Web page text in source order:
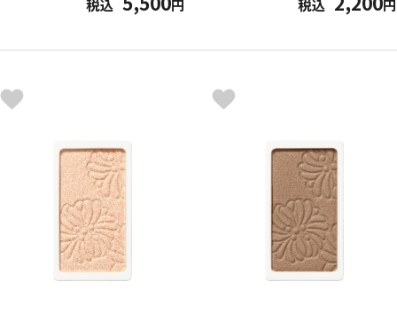
税込
円
税込
円